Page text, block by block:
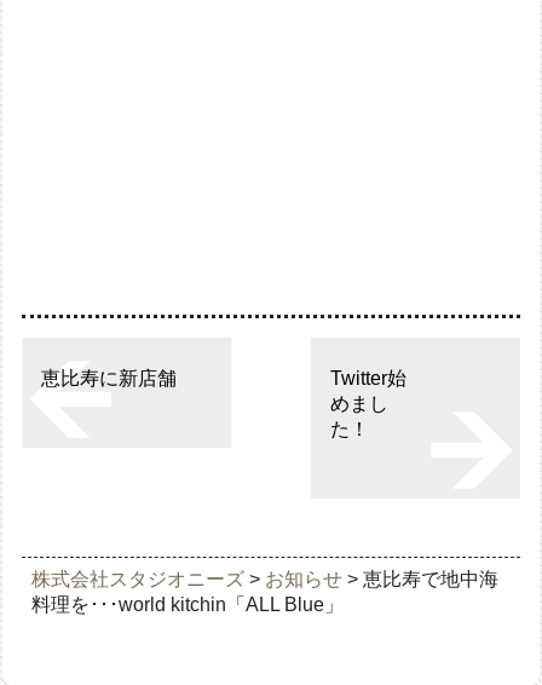
恵比寿に新店舗
Twitter始
めまし
た！
株式会社スタジオニーズ> お知らせ> 恵比寿で地中海
料理を･･･world kitchin「ALL Blue」